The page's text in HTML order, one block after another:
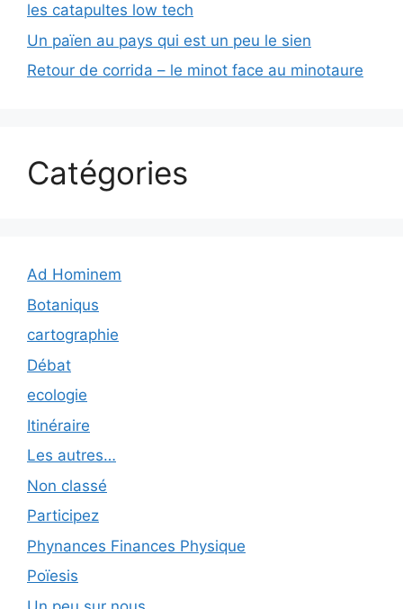
les catapultes low tech
Un païen au pays qui est un peu le sien
Retour de corrida – le minot face au minotaure
Catégories
Ad Hominem
Botaniqus
cartographie
Débat
ecologie
Itinéraire
Les autres…
Non classé
Participez
Phynances Finances Physique
Poïesis